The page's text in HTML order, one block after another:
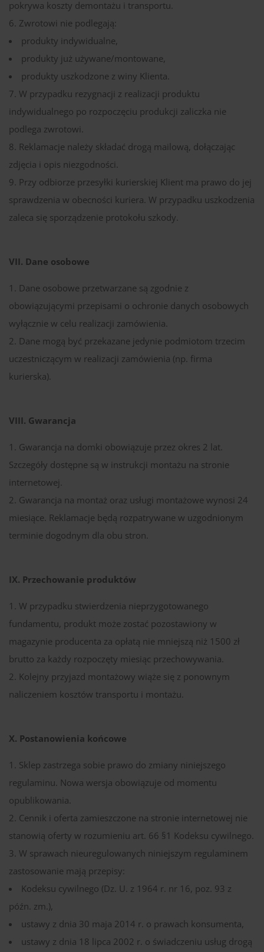
pokrywa koszty demontażu i transportu.
Zwrotowi nie podlegają:
produkty indywidualne,
produkty już używane/montowane,
produkty uszkodzone z winy Klienta.
W przypadku rezygnacji z realizacji produktu
indywidualnego po rozpoczęciu produkcji zaliczka nie
podlega zwrotowi.
Reklamacje należy składać drogą mailową, dołączając
zdjęcia i opis niezgodności.
Przy odbiorze przesyłki kurierskiej Klient ma prawo do jej
sprawdzenia w obecności kuriera. W przypadku uszkodzenia
zaleca się sporządzenie protokołu szkody.
VII. Dane osobowe
Dane osobowe przetwarzane są zgodnie z
obowiązującymi przepisami o ochronie danych osobowych
wyłącznie w celu realizacji zamówienia.
Dane mogą być przekazane jedynie podmiotom trzecim
uczestniczącym w realizacji zamówienia (np. firma
kurierska).
VIII. Gwarancja
Gwarancja na domki obowiązuje przez okres 2 lat.
Szczegóły dostępne są w instrukcji montażu na stronie
internetowej.
Gwarancja na montaż oraz usługi montażowe wynosi 24
miesiące. Reklamacje będą rozpatrywane w uzgodnionym
terminie dogodnym dla obu stron.
IX. Przechowanie produktów
W przypadku stwierdzenia nieprzygotowanego
fundamentu, produkt może zostać pozostawiony w
magazynie producenta za opłatą nie mniejszą niż 1500 zł
brutto za każdy rozpoczęty miesiąc przechowywania.
Kolejny przyjazd montażowy wiąże się z ponownym
naliczeniem kosztów transportu i montażu.
X. Postanowienia końcowe
Sklep zastrzega sobie prawo do zmiany niniejszego
regulaminu. Nowa wersja obowiązuje od momentu
opublikowania.
Cennik i oferta zamieszczone na stronie internetowej nie
stanowią oferty w rozumieniu art. 66 §1 Kodeksu cywilnego.
W sprawach nieuregulowanych niniejszym regulaminem
zastosowanie mają przepisy:
Kodeksu cywilnego (Dz. U. z 1964 r. nr 16, poz. 93 z
późn. zm.),
ustawy z dnia 30 maja 2014 r. o prawach konsumenta,
ustawy z dnia 18 lipca 2002 r. o świadczeniu usług drogą